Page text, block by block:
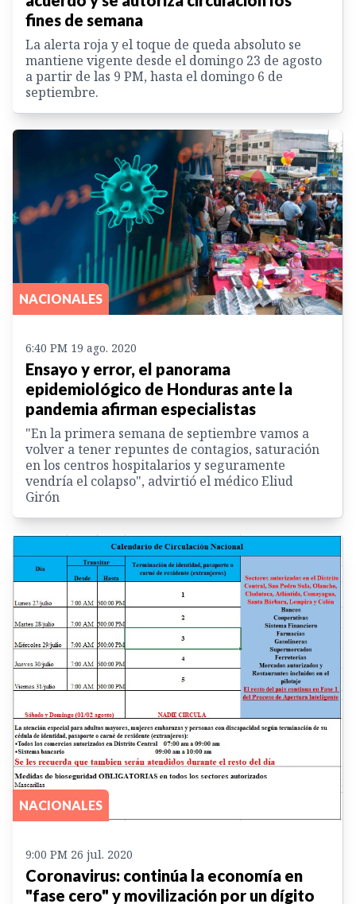
fines de semana
La alerta roja y el toque de queda absoluto se
mantiene vigente desde el domingo 23 de agosto
a partir de las 9 PM, hasta el domingo 6 de
septiembre.
NACIONALES
6:40 PM 19 ago. 2020
Ensayo y error, el panorama
epidemiológico de Honduras ante la
pandemia afirman especialistas
"En la primera semana de septiembre vamos a
volver a tener repuntes de contagios, saturación
en los centros hospitalarios y seguramente
vendría el colapso", advirtió el médico Eliud
Girón
NACIONALES
9:00 PM 26 jul. 2020
Coronavirus: continúa la economía en
"fase cero" y movilización por un dígito